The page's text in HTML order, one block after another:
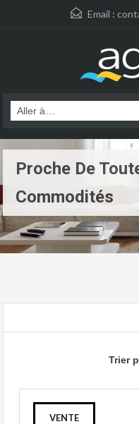
Email :
Proche De
Commodités
Trier
VENTE